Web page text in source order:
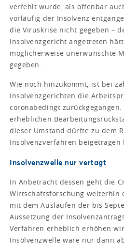
verfehlt wurde, als offenbar
vorläufig der Insolvenz
die Viruskrise nicht gegeben –
Insolvenzgericht angetreten
möglicherweise unerwünschte
gegeben.
Wie noch hinzukommt, ist bei
Insolvenzgerichten die
coronabedingt zurückgegangen.
erheblichen
dieser Umstand dürfte zu dem
Insolvenzverfahren beigetragen
Insolvenzwelle nur vertagt
In Anbetracht dessen geht die
Wirtschaftsforschung weiterhin
mit dem Auslaufen der bis
Aussetzung der
Verfahren erheblich erhöhen
Insolvenzwelle wäre nur dann